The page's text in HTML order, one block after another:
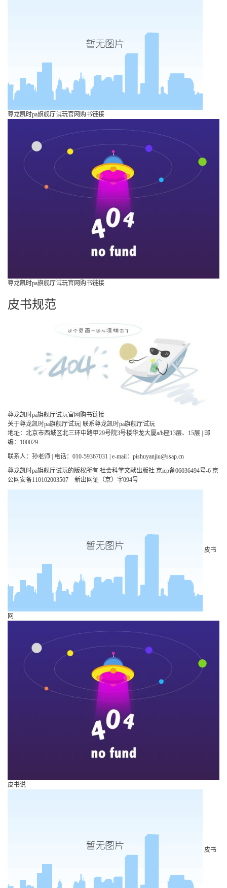
尊龙凯时pa旗舰厅试玩官网购书链接
尊龙凯时pa旗舰厅试玩官网购书链接
皮书规范
尊龙凯时pa旗舰厅试玩官网购书链接
关于尊龙凯时pa旗舰厅试玩 联系尊龙凯时pa旗舰厅试玩
地址：北京市西城区北三环中路甲29号院3号楼华龙大厦a/b座13层、15层 | 邮
编：100029
联系人：孙老师 | 电话：010-59367031 | e-mail： pishuyanjiu@ssap.cn
尊龙凯时pa旗舰厅试玩的版权所有 社会科学文献出版社 京icp备06036494号-6 京
公网安备110102003507 新出网证（京）字094号
皮书
网
皮书说
皮书